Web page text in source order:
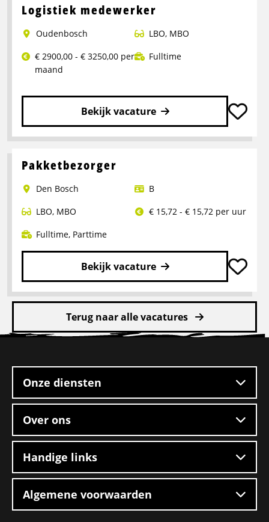
over
Operator
Productie
Logistiek medewerker
Oudenbosch LBO, MBO
€ 2900,00 - € 3250,00 per
maand
Fulltime
Bekijk vacature
Lees
over
medewerker
Pakketbezorger
Den Bosch
B
LBO, MBO
€ 15,72 - € 15,72 per uur
Fulltime, Parttime
Bekijk vacature
Lees
meer
Pakketbezorger
Terug naar alle vacatures
footer
Onze diensten
Over ons
Handige links
Algemene voorwaarden